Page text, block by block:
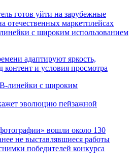
с широким использованием
адаптируют яркость,
контент и условия просмотра
эволюцию пейзажной
вошли около 130
не выставлявшиеся работы
победителей конкурса